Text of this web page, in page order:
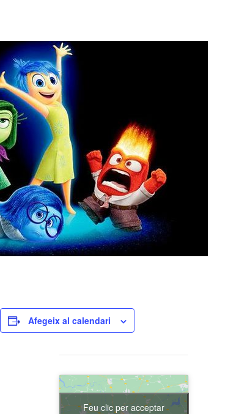
Afegeix al calendari
Feu clic per acceptar